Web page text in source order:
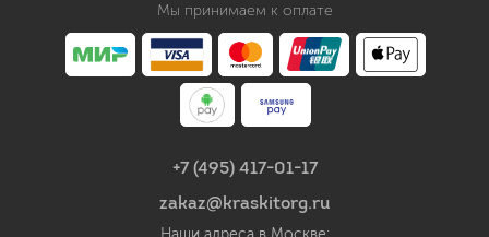
Мы принимаем к оплате
+7 (495) 417-01-17
zakaz@kraskitorg.ru